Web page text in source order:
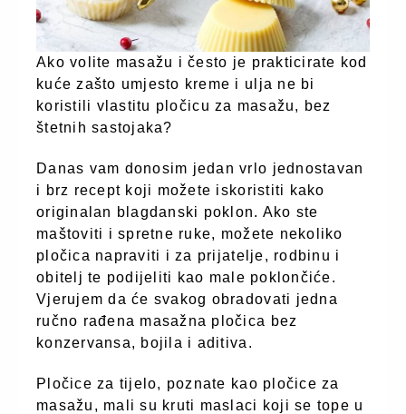
Ako volite masažu i često je prakticirate kod
kuće zašto umjesto kreme i ulja ne bi
koristili vlastitu pločicu za masažu, bez
štetnih sastojaka?
Danas vam donosim jedan vrlo jednostavan
i brz recept koji možete iskoristiti kako
originalan blagdanski poklon. Ako ste
maštoviti i spretne ruke, možete nekoliko
pločica napraviti i za prijatelje, rodbinu i
obitelj te podijeliti kao male poklončiće.
Vjerujem da će svakog obradovati jedna
ručno rađena masažna pločica bez
konzervansa, bojila i aditiva.
Pločice za tijelo, poznate kao pločice za
masažu, mali su kruti maslaci koji se tope u